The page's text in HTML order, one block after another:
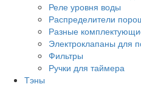
Реле уровня воды
Распределители
Разные
Электроклапаны для
Фильтры
Ручки для таймера
Тэны